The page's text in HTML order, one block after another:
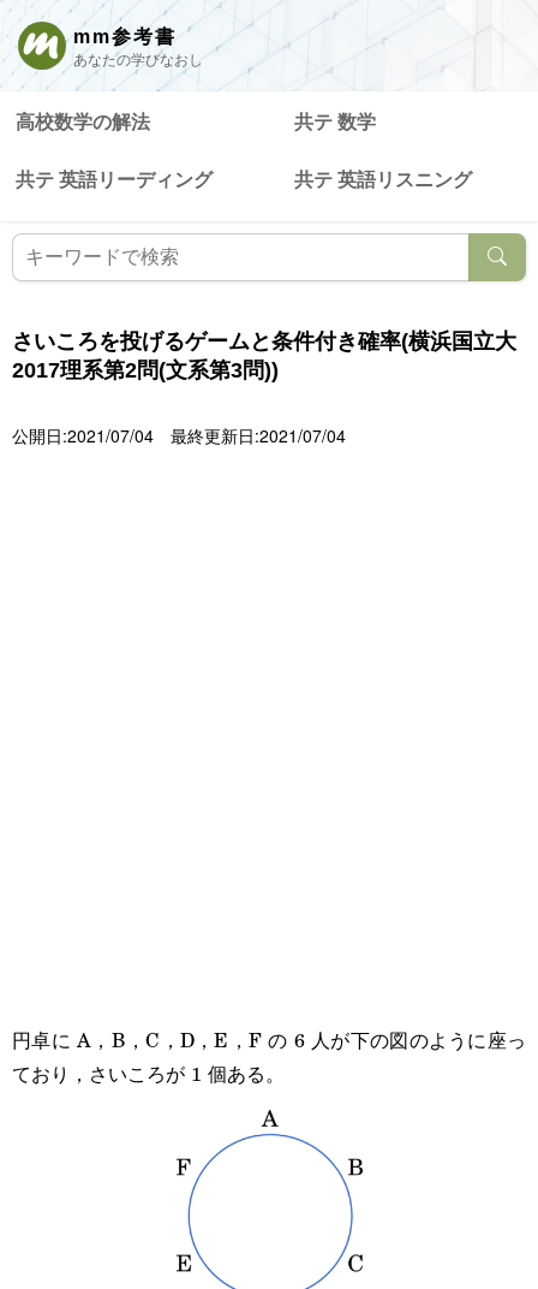
mm参考書
あなたの学びなおし
高校数学の解法 共テ 数学
共テ 英語リーディング 共テ 英語リスニング
さいころを投げるゲームと条件付き確率(横浜国立大
2017理系第2問(文系第3問))
公開日:2021/07/04 最終更新日:2021/07/04
円卓に A，B，C，D，E，F の 6 人が下の図のように座っ
ており，さいころが 1 個ある。